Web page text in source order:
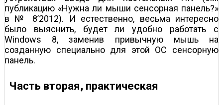
публикацию «Нужна ли мыши сенсорная панель?»
в № 8’2012). И естественно, весьма интересно
было выяснить, будет ли удобно работать с
Windows 8, заменив привычную мышь на
созданную специально для этой ОС сенсорную
панель.
Часть вторая, практическая